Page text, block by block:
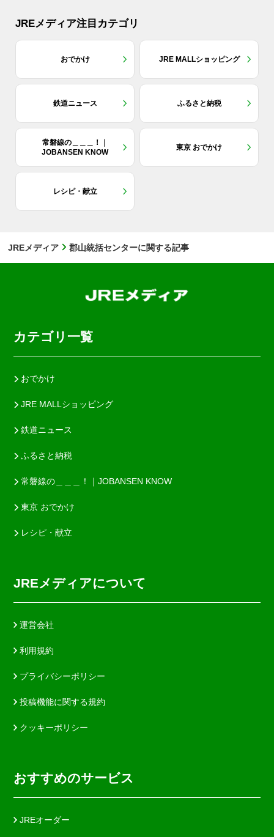
JREメディア注目カテゴリ
おでかけ JRE MALLショッピング
鉄道ニュース ふるさと納税
常磐線の＿＿＿！｜
JOBANSEN KNOW
東京 おでかけ
レシピ・献立
JREメディア 郡山統括センターに関する記事
カテゴリ一覧
おでかけ
JRE MALLショッピング
鉄道ニュース
ふるさと納税
常磐線の＿＿＿！｜JOBANSEN KNOW
東京 おでかけ
レシピ・献立
JREメディアについて
運営会社
利用規約
プライバシーポリシー
投稿機能に関する規約
クッキーポリシー
おすすめのサービス
JREオーダー